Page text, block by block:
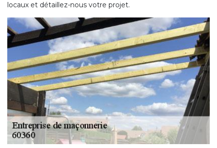
locaux et détaillez-nous votre projet.